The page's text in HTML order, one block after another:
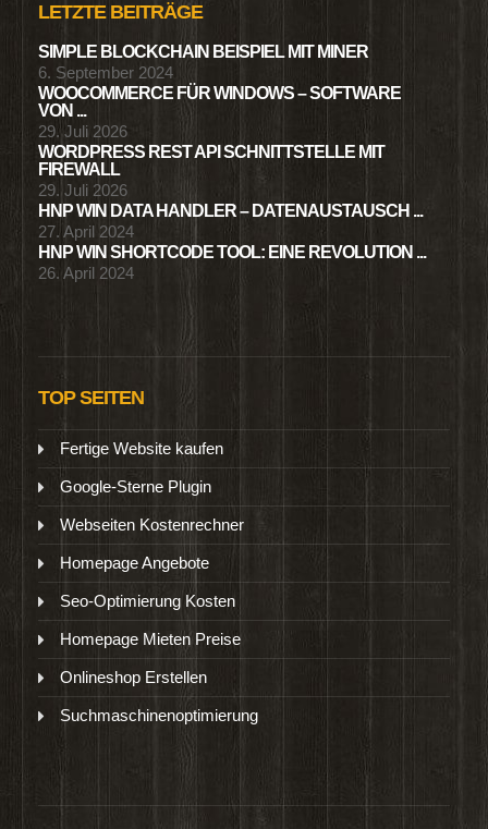
LETZTE BEITRÄGE
SIMPLE BLOCKCHAIN BEISPIEL MIT MINER
6. September 2024
WOOCOMMERCE FÜR WINDOWS – SOFTWARE
VON ...
29. Juli 2026
WORDPRESS REST API SCHNITTSTELLE MIT
FIREWALL
29. Juli 2026
HNP WIN DATA HANDLER – DATENAUSTAUSCH ...
27. April 2024
HNP WIN SHORTCODE TOOL: EINE REVOLUTION ...
26. April 2024
TOP SEITEN
Fertige Website kaufen
Google-Sterne Plugin
Webseiten Kostenrechner
Homepage Angebote
Seo-Optimierung Kosten
Homepage Mieten Preise
Onlineshop Erstellen
Suchmaschinenoptimierung